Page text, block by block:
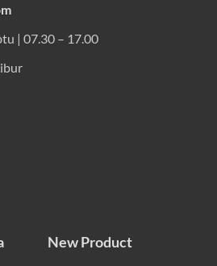
| 07.30 – 17.00
New Product